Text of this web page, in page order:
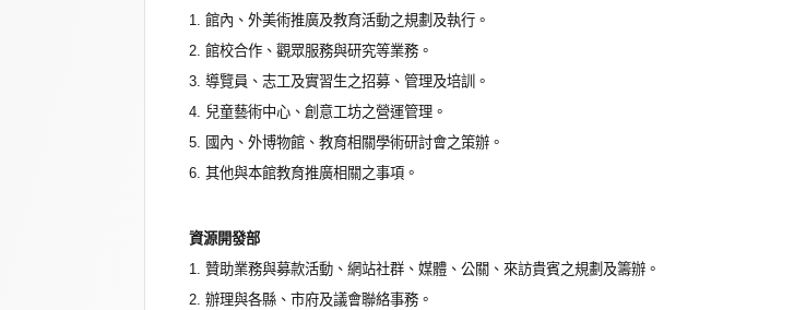
1. 館內、外美術推廣及教育活動之規劃及執行。
2. 館校合作、觀眾服務與研究等業務。
3. 導覽員、志工及實習生之招募、管理及培訓。
4. 兒童藝術中心、創意工坊之營運管理。
5. 國內、外博物館、教育相關學術研討會之策辦。
6. 其他與本館教育推廣相關之事項。
資源開發部
1. 贊助業務與募款活動、網站社群、媒體、公關、來訪貴賓之規劃及籌辦。
2. 辦理與各縣、市府及議會聯絡事務。